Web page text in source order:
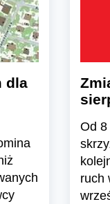
dla
Od 8
ruch